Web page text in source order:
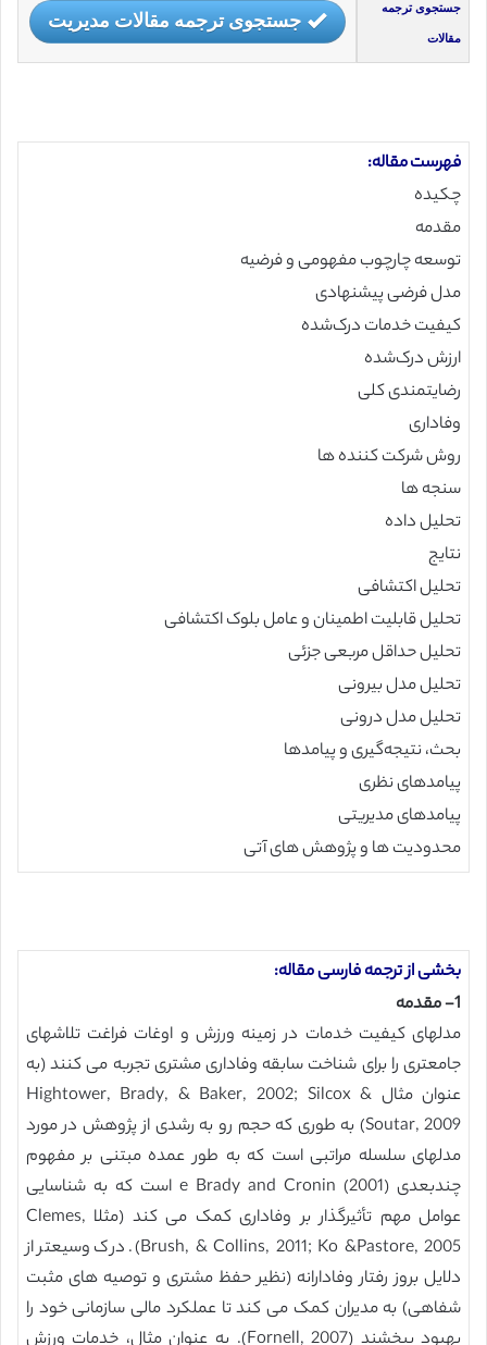
جستجوی ترجمه
مقالات
جستجوی ترجمه مقالات مدیریت
فهرست مقاله:
چکیده
مقدمه
توسعه چارچوب مفهومی و فرضیه
مدل فرضی پیشنهادی
کیفیت خدمات درک‌شده
ارزش درک‌شده
رضایتمندی کلی
وفاداری
روش شرکت کننده ها
سنجه ها
تحلیل داده
نتایج
تحلیل اکتشافی
تحلیل قابلیت اطمینان و عامل بلوک اکتشافی
تحلیل حداقل مربعی جزئی
تحلیل مدل بیرونی
تحلیل مدل درونی
بحث، نتیجه‌گیری و پیامدها
پیامدهای نظری
پیامدهای مدیریتی
محدودیت ها و پژوهش های آتی
بخشی از ترجمه فارسی مقاله:
1- مقدمه
مدلهای کیفیت خدمات در زمینه ورزش و اوغات فراغت تلاشهای
جامعتری را برای شناخت سابقه وفاداری مشتری تجربه می کنند (به
عنوان مثال Hightower, Brady, & Baker, 2002; Silcox &
Soutar, 2009) به طوری که حجم رو به رشدی از پژوهش در مورد
مدلهای سلسله مراتبی است که به طور عمده مبتنی بر مفهوم
چندبعدی e Brady and Cronin (2001) است که به شناسایی
عوامل مهم تأثیرگذار بر وفاداری کمک می کند (مثلا Clemes,
Brush, & Collins, 2011; Ko &Pastore, 2005). درک وسیعتر از
دلایل بروز رفتار وفادارانه (نظیر حفظ مشتری و توصیه های مثبت
شفاهی) به مدیران کمک می کند تا عملکرد مالی سازمانی خود را